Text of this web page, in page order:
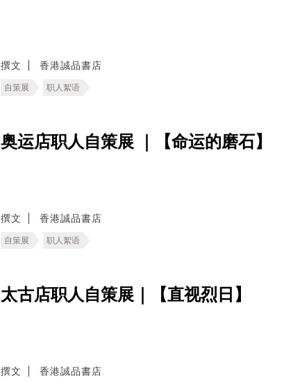
撰文 香港誠品書店
自策展 职人絮语
奥运店职人自策展 ｜【命运的磨石】
撰文 香港誠品書店
自策展 职人絮语
太古店职人自策展｜【直视烈日】
撰文 香港誠品書店